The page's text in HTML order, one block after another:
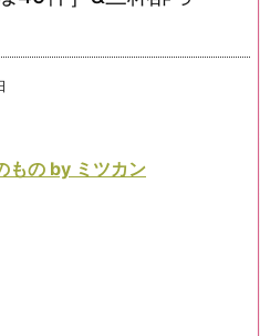
もの by ミツカン